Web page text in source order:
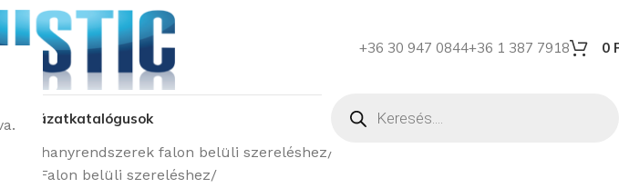
+36 30 947 0844+36 1 387 7918 0
pályázatkatalógusok
Zuhanyrendszerek falon belüli szereléshez
Falon belüli szereléshez